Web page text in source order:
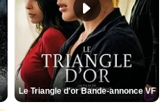
Le Triangle d'or Bande-annonce VF